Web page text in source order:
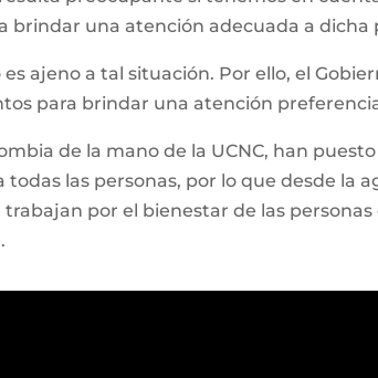
brindar una atención adecuada a dicha
ajeno a tal situación. Por ello, el
para brindar una atención
de la mano de la UCNC, han
todas las personas, por lo que desde
por el bienestar de las